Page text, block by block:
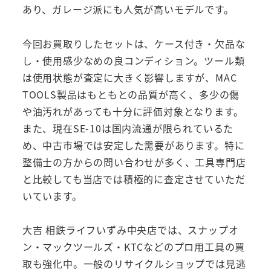
あり、ガレージ派にも人気が高いモデルです。
今回お買取りしたセットは、ケース付き・欠品な
し・使用感少なめの良コンディション。ツール類
は使用状態が査定に大きく影響しますが、MAC
TOOLS製品はもともとの品質が高く、多少の傷
や油汚れがあっても十分に評価対象となります。
また、現在SE-10は国内流通が限られているた
め、中古市場では安定した需要があります。特に
整備士の方からの問い合わせが多く、工具専門店
と比較しても当店では積極的に査定させていただ
いています。
大吉 相鉄ライフいずみ中央店では、スナップオ
ン・マックツールズ・KTCなどのプロ用工具の買
取も強化中。一般のリサイクルショップでは見逃